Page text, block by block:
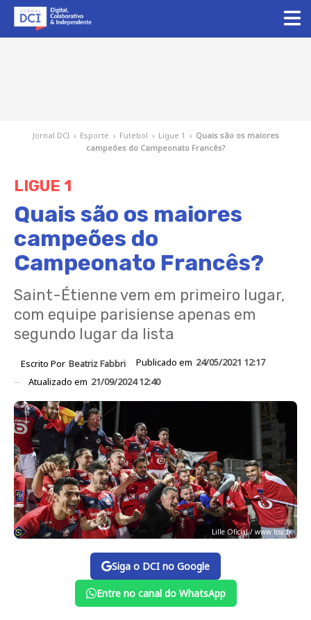
Jornal DCI › Esporte › Futebol › Ligue 1 › Quais são os maiores
campeões do Campeonato Francês?
LIGUE 1
Quais são os maiores
campeões do
Campeonato Francês?
Saint-Étienne vem em primeiro lugar,
com equipe parisiense apenas em
segundo lugar da lista
Escrito Por Beatriz Fabbri Publicado em 24/05/2021 12:17
Atualizado em 21/09/2024 12:40
Lille Oficial / www.losc.fr
Siga o DCI no Google
Entre no canal do WhatsApp